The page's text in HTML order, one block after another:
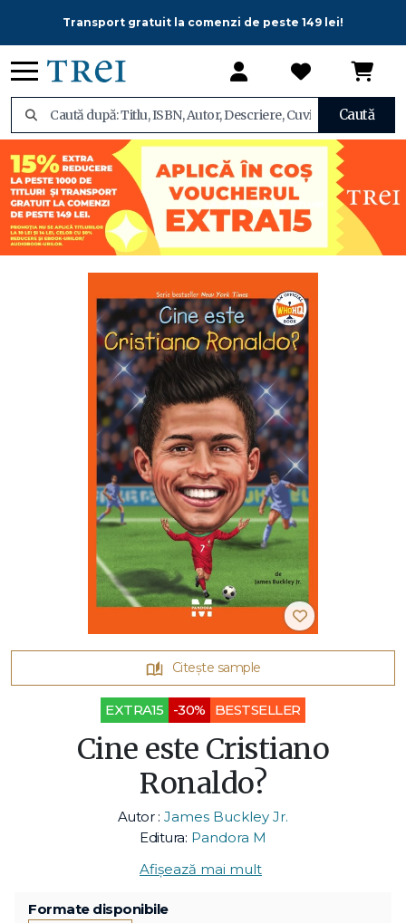
Transport gratuit la comenzi de peste 149 lei!
Caută
Citește sample
EXTRA15 -30% BESTSELLER
Cine este Cristiano
Ronaldo?
Autor : James Buckley Jr.
Editura: Pandora M
Afișează mai mult
Formate disponibile